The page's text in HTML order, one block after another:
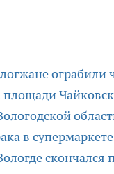
ограбили
в
скончался